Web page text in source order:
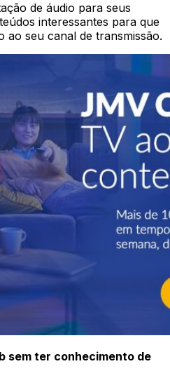
de áudio para seus
interessantes para que
ao seu canal de transmissão.
sem ter conhecimento de